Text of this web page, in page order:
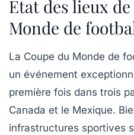
État des lieux
Monde de
La Coupe du Monde de
un événement
première fois dans trois
Canada et le Mexique.
infrastructures sportives